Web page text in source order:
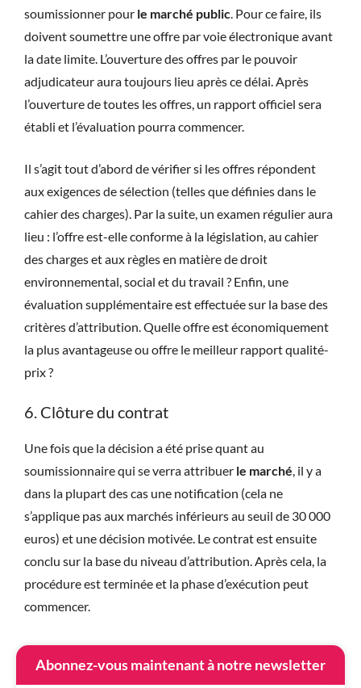
soumissionner pour le marché public. Pour ce faire, ils
doivent soumettre une offre par voie électronique avant
la date limite. L’ouverture des offres par le pouvoir
adjudicateur aura toujours lieu après ce délai. Après
l’ouverture de toutes les offres, un rapport officiel sera
établi et l’évaluation pourra commencer.
Il s’agit tout d’abord de vérifier si les offres répondent
aux exigences de sélection (telles que définies dans le
cahier des charges). Par la suite, un examen régulier aura
lieu : l’offre est-elle conforme à la législation, au cahier
des charges et aux règles en matière de droit
environnemental, social et du travail ? Enfin, une
évaluation supplémentaire est effectuée sur la base des
critères d’attribution. Quelle offre est économiquement
la plus avantageuse ou offre le meilleur rapport qualité-
prix ?
6. Clôture du contrat
Une fois que la décision a été prise quant au
soumissionnaire qui se verra attribuer le marché, il y a
dans la plupart des cas une notification (cela ne
s’applique pas aux marchés inférieurs au seuil de 30 000
euros) et une décision motivée. Le contrat est ensuite
conclu sur la base du niveau d’attribution. Après cela, la
procédure est terminée et la phase d’exécution peut
commencer.
Abonnez-vous maintenant à notre newsletter